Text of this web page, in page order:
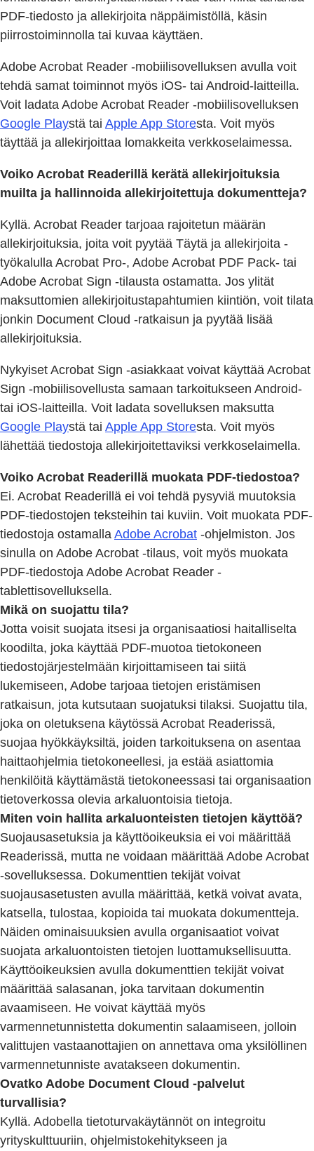
PDF-tiedosto ja allekirjoita näppäimistöllä, käsin
piirrostoiminnolla tai kuvaa käyttäen.
Adobe Acrobat Reader -mobiilisovelluksen avulla voit
tehdä samat toiminnot myös iOS- tai Android-laitteilla.
Voit ladata Adobe Acrobat Reader -mobiilisovelluksen
Google Playstä tai Apple App Storesta. Voit myös
täyttää ja allekirjoittaa lomakkeita verkkoselaimessa.
Voiko Acrobat Readerillä kerätä allekirjoituksia
muilta ja hallinnoida allekirjoitettuja dokumentteja?
Kyllä. Acrobat Reader tarjoaa rajoitetun määrän
allekirjoituksia, joita voit pyytää Täytä ja allekirjoita -
työkalulla Acrobat Pro-, Adobe Acrobat PDF Pack- tai
Adobe Acrobat Sign -tilausta ostamatta. Jos ylität
maksuttomien allekirjoitustapahtumien kiintiön, voit tilata
jonkin Document Cloud -ratkaisun ja pyytää lisää
allekirjoituksia.
Nykyiset Acrobat Sign -asiakkaat voivat käyttää Acrobat
Sign -mobiilisovellusta samaan tarkoitukseen Android-
tai iOS-laitteilla. Voit ladata sovelluksen maksutta
Google Playstä tai Apple App Storesta. Voit myös
lähettää tiedostoja allekirjoitettaviksi verkkoselaimella.
Voiko Acrobat Readerillä muokata PDF-tiedostoa?
Ei. Acrobat Readerillä ei voi tehdä pysyviä muutoksia
PDF-tiedostojen teksteihin tai kuviin. Voit muokata PDF-
tiedostoja ostamalla Adobe Acrobat -ohjelmiston. Jos
sinulla on Adobe Acrobat -tilaus, voit myös muokata
PDF-tiedostoja Adobe Acrobat Reader -
tablettisovelluksella.
Mikä on suojattu tila?
Jotta voisit suojata itsesi ja organisaatiosi haitalliselta
koodilta, joka käyttää PDF-muotoa tietokoneen
tiedostojärjestelmään kirjoittamiseen tai siitä
lukemiseen, Adobe tarjoaa tietojen eristämisen
ratkaisun, jota kutsutaan suojatuksi tilaksi. Suojattu tila,
joka on oletuksena käytössä Acrobat Readerissä,
suojaa hyökkäyksiltä, joiden tarkoituksena on asentaa
haittaohjelmia tietokoneellesi, ja estää asiattomia
henkilöitä käyttämästä tietokoneessasi tai organisaation
tietoverkossa olevia arkaluontoisia tietoja.
Miten voin hallita arkaluonteisten tietojen käyttöä?
Suojausasetuksia ja käyttöoikeuksia ei voi määrittää
Readerissä, mutta ne voidaan määrittää Adobe Acrobat
-sovelluksessa. Dokumenttien tekijät voivat
suojausasetusten avulla määrittää, ketkä voivat avata,
katsella, tulostaa, kopioida tai muokata dokumentteja.
Näiden ominaisuuksien avulla organisaatiot voivat
suojata arkaluontoisten tietojen luottamuksellisuutta.
Käyttöoikeuksien avulla dokumenttien tekijät voivat
määrittää salasanan, joka tarvitaan dokumentin
avaamiseen. He voivat käyttää myös
varmennetunnistetta dokumentin salaamiseen, jolloin
valittujen vastaanottajien on annettava oma yksilöllinen
varmennetunniste avatakseen dokumentin.
Ovatko Adobe Document Cloud -palvelut
turvallisia?
Kyllä. Adobella tietoturvakäytännöt on integroitu
yrityskulttuuriin, ohjelmistokehitykseen ja